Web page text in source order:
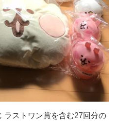
ラストワン賞を含む27回分の